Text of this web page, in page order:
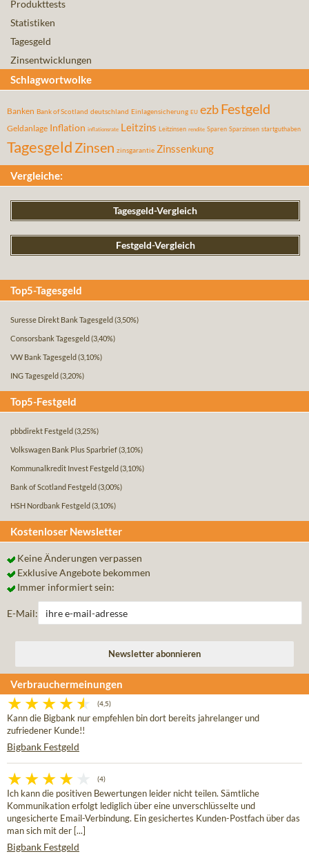
Produkttests
Statistiken
Tagesgeld
Zinsentwicklungen
Schlagwortwolke
Banken Bank of Scotland deutschland Einlagensicherung EU ezbFestgeld
Geldanlage Inflation inflationsrate Leitzins Leitzinsen rendite Sparen Sparzinsen startguthaben
Tagesgeld Zinsen zinsgarantie Zinssenkung
Vergleiche:
Tagesgeld-Vergleich
Festgeld-Vergleich
Top5-Tagesgeld
Suresse Direkt Bank Tagesgeld (3,50%)
Consorsbank Tagesgeld (3,40%)
VW Bank Tagesgeld (3,10%)
ING Tagesgeld (3,20%)
Top5-Festgeld
pbbdirekt Festgeld (3,25%)
Volkswagen Bank Plus Sparbrief(3,10%)
Kommunalkredit Invest Festgeld (3,10%)
Bank of Scotland Festgeld (3,00%)
HSH Nordbank Festgeld (3,10%)
Kostenloser Newsletter
Keine Änderungen verpassen
Exklusive Angebote bekommen
Immer informiert sein:
E-Mail:
Verbrauchermeinungen
(4,5)
Kann die Bigbank nur empfehlen bin dort bereits jahrelanger und
zufriedener Kunde!!
Bigbank Festgeld
(4)
Ich kann die positiven Bewertungen leider nicht teilen. Sämtliche
Kommunikation erfolgt lediglich über eine unverschlüsselte und
ungesicherte Email-Verbindung. Ein gesichertes Kunden-Postfach über das
man sich mit der [...]
Bigbank Festgeld